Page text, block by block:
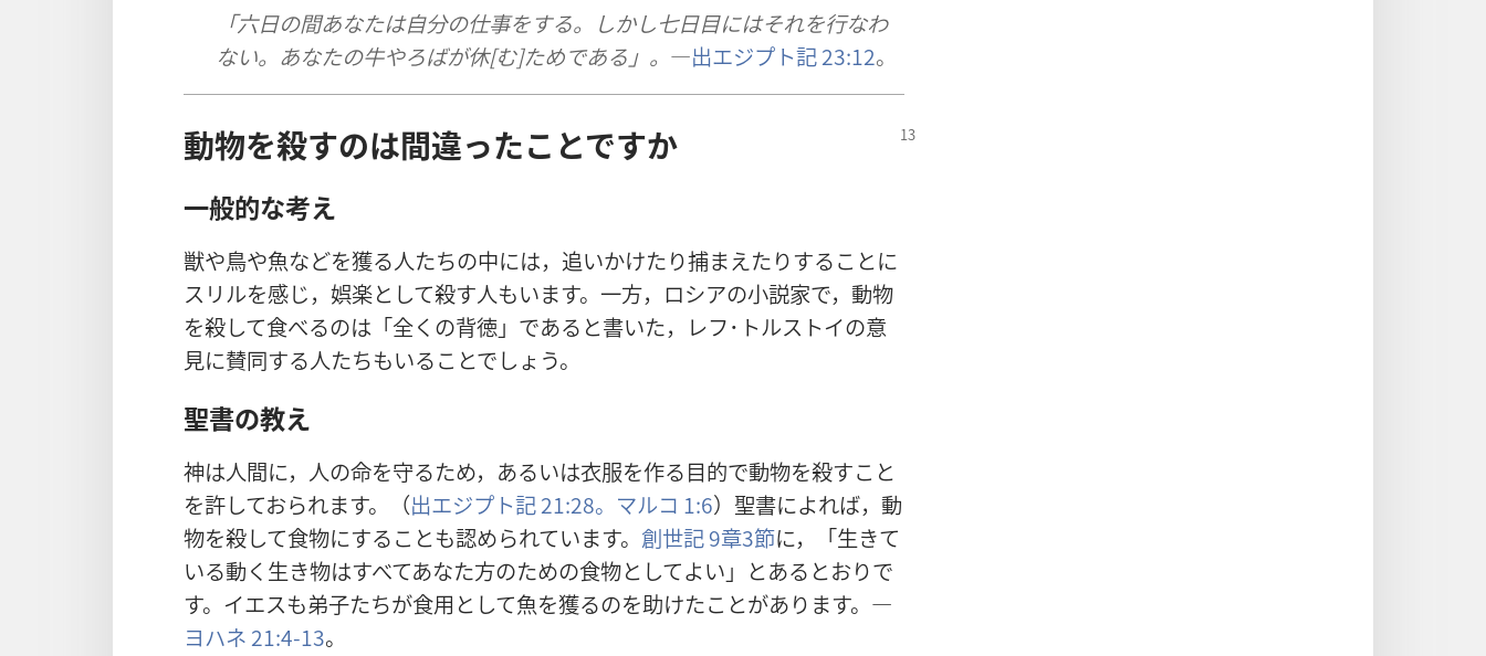
「六日の間あなたは自分の仕事をする。しかし七日目にはそれを行なわ
ない。あなたの牛やろばが休[む]ためである」。 ―出エジプト記 23:12。
動物を殺すのは間違ったことですか
一般的な考え
獣や鳥や魚などを獲る人たちの中には，追いかけたり捕まえたりすることに
スリルを感じ，娯楽として殺す人もいます。一方，ロシアの小説家で，動物
を殺して食べるのは「全くの背徳」であると書いた，レフ･トルストイの意
見に賛同する人たちもいることでしょう。
聖書の教え
神は人間に，人の命を守るため，あるいは衣服を作る目的で動物を殺すこと
を許しておられます。（出エジプト記 21:28。 マルコ 1:6）聖書によれば，動
物を殺して食物にすることも認められています。 創世記 9章3節に，「生きて
いる動く生き物はすべてあなた方のための食物としてよい」とあるとおりで
す。イエスも弟子たちが食用として魚を獲るのを助けたことがあります。―
ヨハネ 21:4-13。